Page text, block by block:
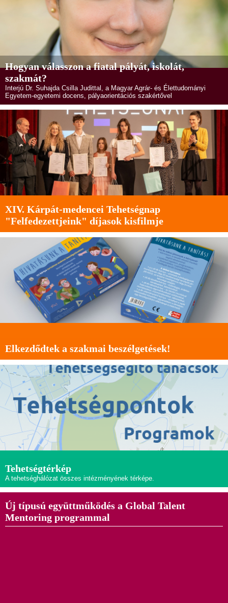
Hogyan válasszon a fiatal pályát, iskolát,
szakmát?
Interjú Dr. Suhajda Csilla Judittal, a Magyar Agrár- és Élettudományi
Egyetem-egyetemi docens, pályaorientációs szakértővel
XIV. Kárpát-medencei Tehetségnap
"Felfedezettjeink" díjasok kisfilmje
Elkezdődtek a szakmai beszélgetések!
Tehetségtérkép
A tehetséghálózat összes intézményének térképe.
Új típusú együttműködés a Global Talent
Mentoring programmal